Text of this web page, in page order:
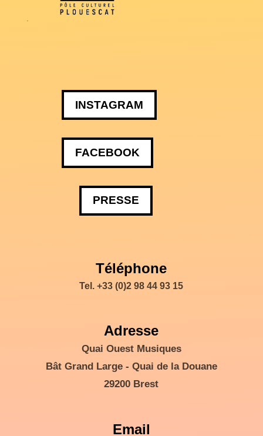
INSTAGRAM
FACEBOOK
PRESSE
Téléphone
Tel. +33 (0)2 98 44 93 15
Adresse
Quai Ouest Musiques
Bât Grand Large - Quai de la Douane
29200 Brest
Email